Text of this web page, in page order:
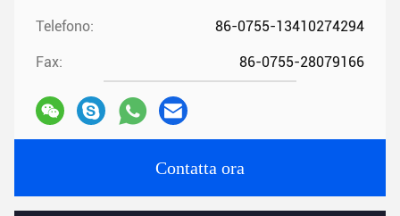
Telefono: 86-0755-13410274294
Fax: 86-0755-28079166
Contatta ora